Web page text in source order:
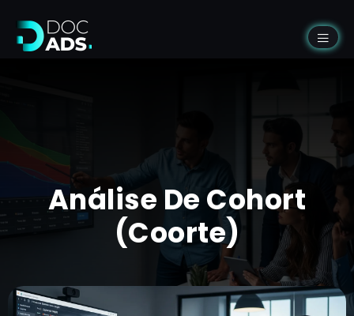
Análise De Cohort
(Coorte)